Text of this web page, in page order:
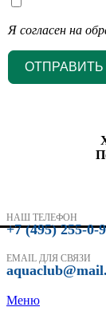
Я согласен на
ОТПРАВИТЬ
НАШ ТЕЛЕФОН
+7 (495) 255-0-
EMAIL ДЛЯ СВЯЗИ
Меню